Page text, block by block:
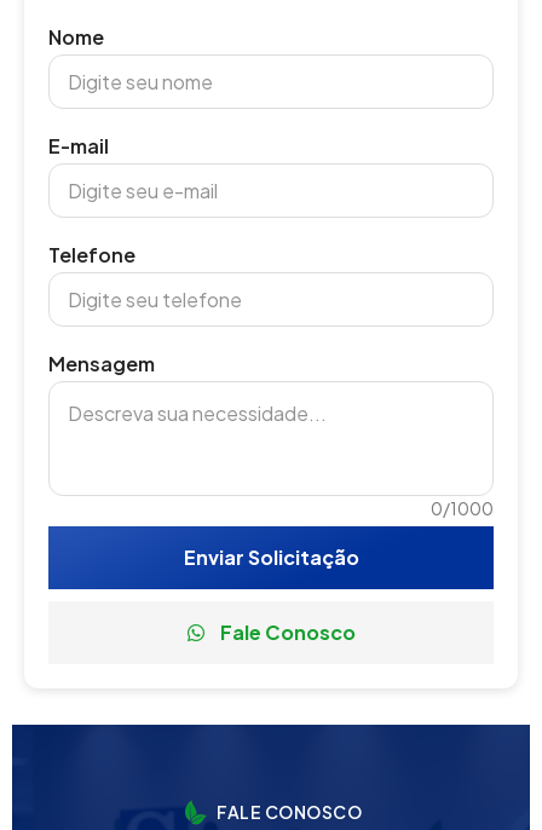
Nome
E-mail
Telefone
Mensagem
0/1000
Enviar Solicitação
Fale Conosco
FALE CONOSCO